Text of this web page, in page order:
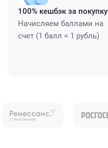
100% кешбэк за покупку
Начисляем баллами на
счет (1 балл = 1 рубль)